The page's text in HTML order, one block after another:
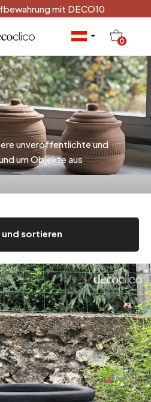
mit DECO10
0
unveröffentlichte und
um Objekte aus
und sortieren